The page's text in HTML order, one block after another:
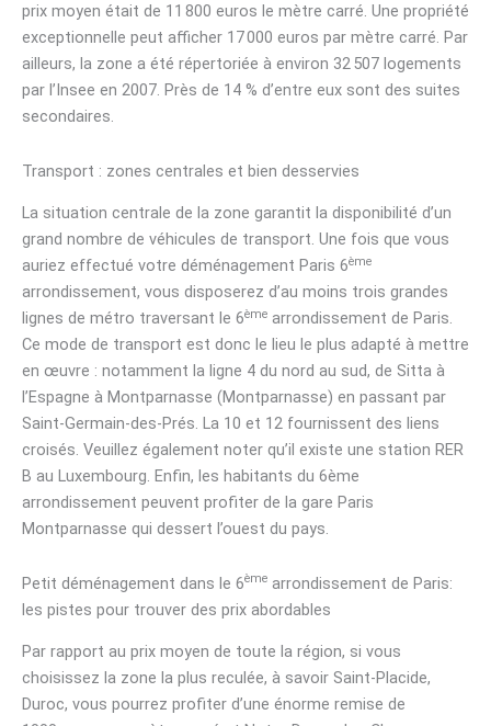
prix moyen était de 11 800 euros le mètre carré. Une propriété
exceptionnelle peut afficher 17 000 euros par mètre carré. Par
ailleurs, la zone a été répertoriée à environ 32 507 logements
par l’Insee en 2007. Près de 14 % d’entre eux sont des suites
secondaires.
Transport : zones centrales et bien desservies
La situation centrale de la zone garantit la disponibilité d’un
grand nombre de véhicules de transport. Une fois que vous
auriez effectué votre déménagement Paris 6ème
arrondissement, vous disposerez d’au moins trois grandes
lignes de métro traversant le 6ème arrondissement de Paris.
Ce mode de transport est donc le lieu le plus adapté à mettre
en œuvre : notamment la ligne 4 du nord au sud, de Sitta à
l’Espagne à Montparnasse (Montparnasse) en passant par
Saint-Germain-des-Prés. La 10 et 12 fournissent des liens
croisés. Veuillez également noter qu’il existe une station RER
B au Luxembourg. Enfin, les habitants du 6ème
arrondissement peuvent profiter de la gare Paris
Montparnasse qui dessert l’ouest du pays.
Petit déménagement dans le 6ème arrondissement de Paris:
les pistes pour trouver des prix abordables
Par rapport au prix moyen de toute la région, si vous
choisissez la zone la plus reculée, à savoir Saint-Placide,
Duroc, vous pourrez profiter d’une énorme remise de